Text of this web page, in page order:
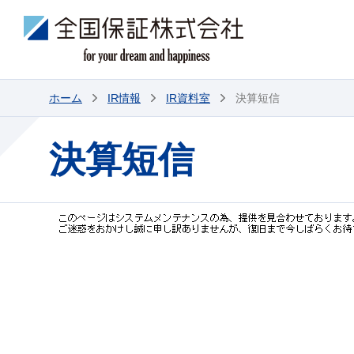
ホーム IR情報 IR資料室 決算短信
決算短信